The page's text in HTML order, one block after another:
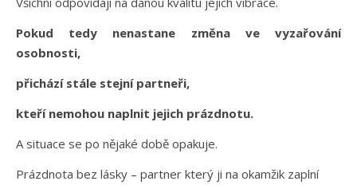
Pokud tedy nenastane změna ve vyzařování
osobnosti,
přichází stále stejní partneři,
kteří nemohou naplnit jejich prázdnotu.
A situace se po nějaké době opakuje.
Prázdnota bez lásky – partner který ji na okamžik zaplní